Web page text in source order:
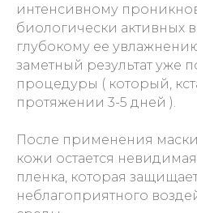
интенсивному
биологически активных
глубокому ее
заметный результат уже
процедуры ( который,
протяжении 3-5 дней ).
После применения
кожи остается невидимая
пленка, которая
неблагоприятного